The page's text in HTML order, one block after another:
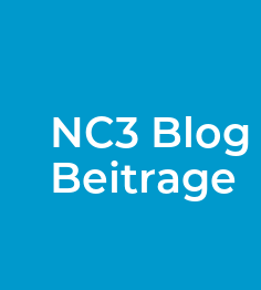
NC3 Blog
Beitrage